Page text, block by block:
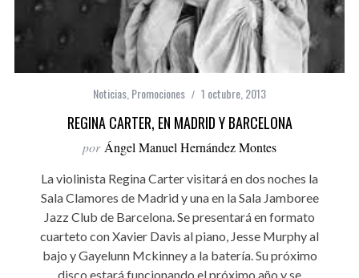
Noticias Promociones 1 octubre, 2013
REGINA CARTER, EN MADRID Y BARCELONA
por Ángel Manuel Hernández Montes
La violinista Regina Carter visitará en dos noches la
Sala Clamores de Madrid y una en la Sala Jamboree
Jazz Club de Barcelona. Se presentará en formato
cuarteto con Xavier Davis al piano, Jesse Murphy al
bajo y Gayelunn Mckinney a la batería. Su próximo
disco estará funcionando el próximo año y se